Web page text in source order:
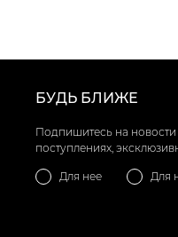
популярный товар
БУДЬ БЛИЖЕ
Подпишитесь на
поступлениях,
Для нее Для